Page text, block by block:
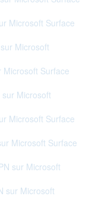
Microsoft Surface
Microsoft
Microsoft Surface
Microsoft
Microsoft Surface
Microsoft Surface
sur Microsoft
sur Microsoft